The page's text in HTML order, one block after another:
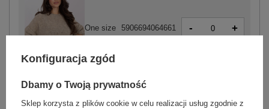
One size 5906694064661 - +
Konfiguracja zgód
Dbamy o Twoją prywatność
Sklep korzysta z plików cookie w celu realizacji usług zgodnie z